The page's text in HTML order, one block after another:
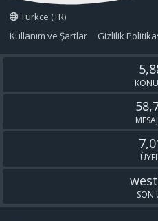
Turkce (TR)
Kullanım ve Şartlar
Gizlilik
SON